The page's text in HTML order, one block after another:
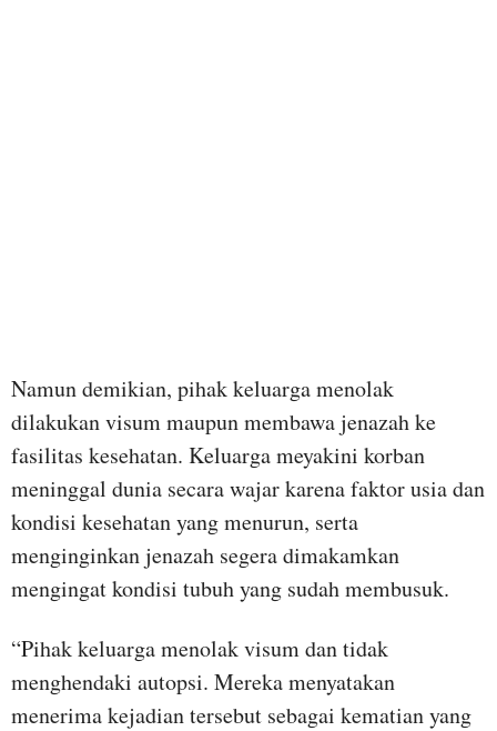
Namun demikian, pihak keluarga menolak
dilakukan visum maupun membawa jenazah ke
fasilitas kesehatan. Keluarga meyakini korban
meninggal dunia secara wajar karena faktor usia dan
kondisi kesehatan yang menurun, serta
menginginkan jenazah segera dimakamkan
mengingat kondisi tubuh yang sudah membusuk.
“Pihak keluarga menolak visum dan tidak
menghendaki autopsi. Mereka menyatakan
menerima kejadian tersebut sebagai kematian yang